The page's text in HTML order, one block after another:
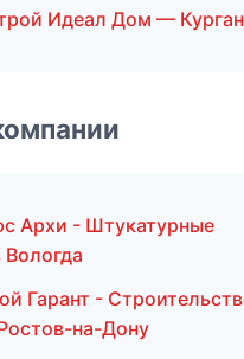
Идеал Дом — Курган
Архи - Штукатурные
Гарант -
на-Дону